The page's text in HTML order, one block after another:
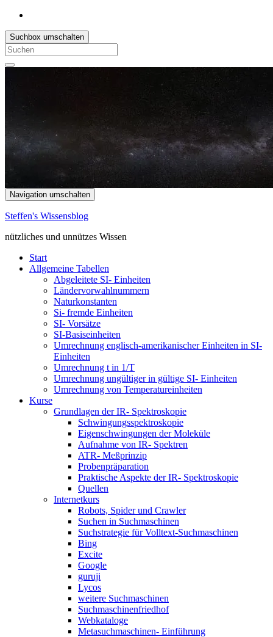
Suchbox umschalten
Search
for:
Navigation umschalten
Steffen's Wissensblog
nützliches und unnützes Wissen
Start
Allgemeine Tabellen
Abgeleitete SI- Einheiten
Ländervorwahlnummern
Naturkonstanten
Si- fremde Einheiten
SI- Vorsätze
SI-Basiseinheiten
Umrechnung englisch-amerikanischer Einheiten in SI-
Einheiten
Umrechnung t in 1/T
Umrechnung ungültiger in gültige SI- Einheiten
Umrechnung von Temperatureinheiten
Kurse
Grundlagen der IR- Spektroskopie
Schwingungsspektroskopie
Eigenschwingungen der Moleküle
Aufnahme von IR- Spektren
ATR- Meßprinzip
Probenpräparation
Praktische Aspekte der IR- Spektroskopie
Quellen
Internetkurs
Robots, Spider und Crawler
Suchen in Suchmaschinen
Suchstrategie für Volltext-Suchmaschinen
Bing
Excite
Google
guruji
Lycos
weitere Suchmaschinen
Suchmaschinenfriedhof
Webkataloge
Metasuchmaschinen- Einführung